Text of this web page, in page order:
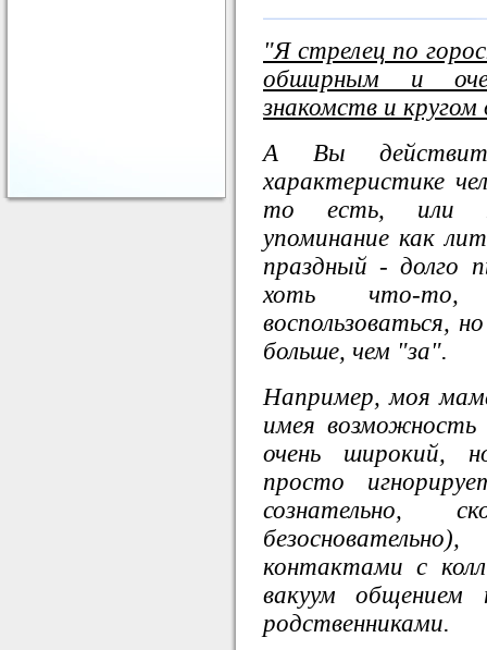
"Я стрелец по
обширным и
знакомств и
А Вы
характеристике
то есть, или
упоминание как
праздный - долго
хоть что-
воспользоваться,
больше, чем "за".
Например, моя
имея
очень широкий,
просто
сознательно,
контактами с
вакуум общением
родственниками.